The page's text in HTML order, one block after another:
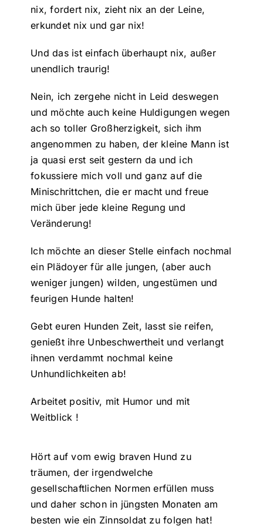
nix, fordert nix, zieht nix an der Leine,
erkundet nix und gar nix!
Und das ist einfach überhaupt nix, außer
unendlich traurig!
Nein, ich zergehe nicht in Leid deswegen
und möchte auch keine Huldigungen wegen
ach so toller Großherzigkeit, sich ihm
angenommen zu haben, der kleine Mann ist
ja quasi erst seit gestern da und ich
fokussiere mich voll und ganz auf die
Minischrittchen, die er macht und freue
mich über jede kleine Regung und
Veränderung!
Ich möchte an dieser Stelle einfach nochmal
ein Plädoyer für alle jungen, (aber auch
weniger jungen) wilden, ungestümen und
feurigen Hunde halten!
Gebt euren Hunden Zeit, lasst sie reifen,
genießt ihre Unbeschwertheit und verlangt
ihnen verdammt nochmal keine
Unhundlichkeiten ab!
Arbeitet positiv, mit Humor und mit
Weitblick !
Hört auf vom ewig braven Hund zu
träumen, der irgendwelche
gesellschaftlichen Normen erfüllen muss
und daher schon in jüngsten Monaten am
besten wie ein Zinnsoldat zu folgen hat!